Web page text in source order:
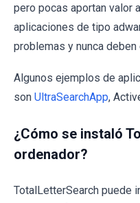
pero pocas aportan valor
aplicaciones de tipo
problemas y nunca
Algunos ejemplos de
son UltraSearchApp,
¿Cómo se instaló
ordenador?
TotalLetterSearch puede